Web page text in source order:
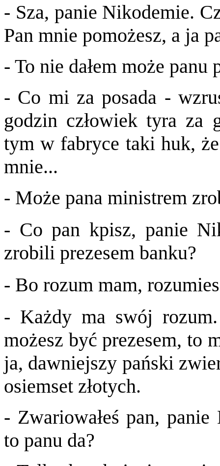
- Sza, panie Nikodemie.
Pan mnie pomożesz, a ja
- To nie dałem może panu
- Co mi za posada -
godzin człowiek tyra za
tym w fabryce taki huk,
mnie...
- Może pana ministrem
- Co pan kpisz, panie
zrobili prezesem banku?
- Bo rozum mam,
- Każdy ma swój
możesz być prezesem, to
ja, dawniejszy pański
osiemset złotych.
- Zwariowałeś pan,
to panu da?